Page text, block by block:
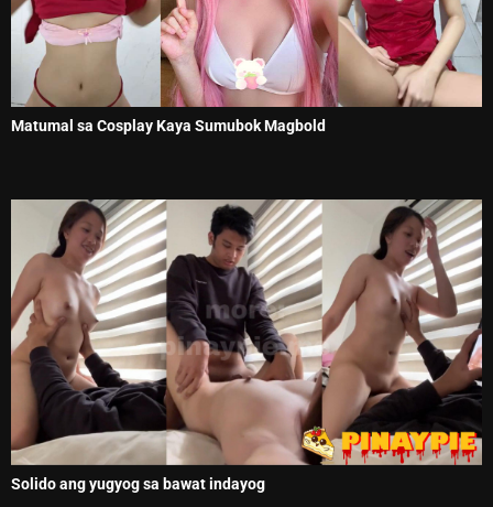
Matumal sa Cosplay Kaya Sumubok Magbold
Solido ang yugyog sa bawat indayog